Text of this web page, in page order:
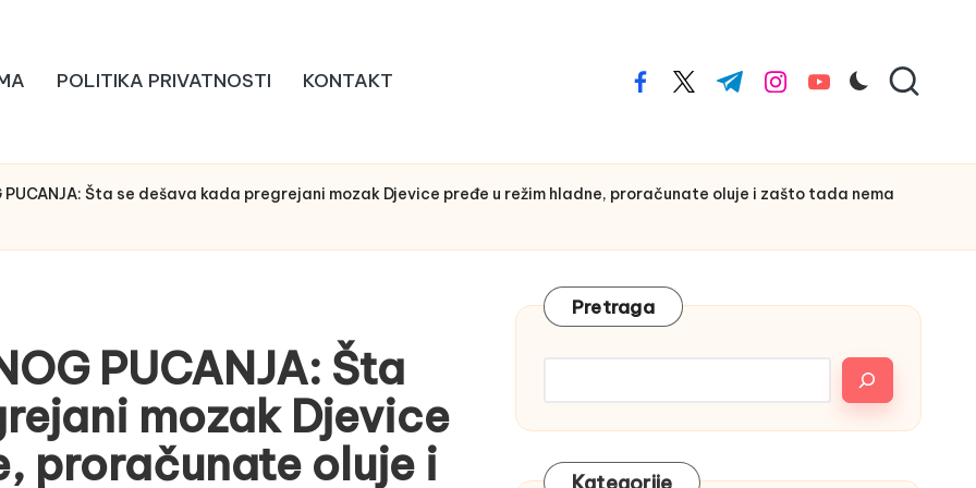
POLITIKA PRIVATNOSTI KONTAKT facebook.com
twitter.com
t.me instagram.com
youtube.com
PUCANJA: Šta se dešava kada pregrejani mozak Djevice pređe u režim hladne, proračunate oluje i zašto tada nema
PUCANJA: Šta
mozak Djevice
proračunate oluje i
Pretraga